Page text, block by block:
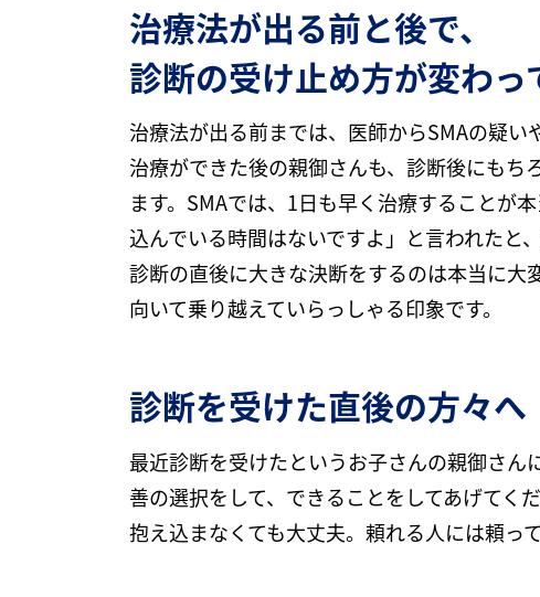
治療法が出る前と後で、
診断の受け止め方が変わっ
治療法が出る前までは、医師からSMAの疑い
治療ができた後の親御さんも、診断後にも
ます。SMAでは、1日も早く治療することが
込んでいる時間はないですよ」と言われたと
診断の直後に大きな決断をするのは本当に大
向いて乗り越えていらっしゃる印象です。
診断を受けた直後の方々へ
最近診断を受けたというお子さんの親御さ
善の選択をして、できることをしてあげてく
抱え込まなくても大丈夫。頼れる人には頼っ